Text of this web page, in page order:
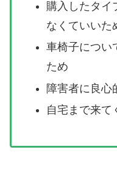
購入したタイ
なくていいた
車椅子につい
ため
障害者に良心
自宅まで来て